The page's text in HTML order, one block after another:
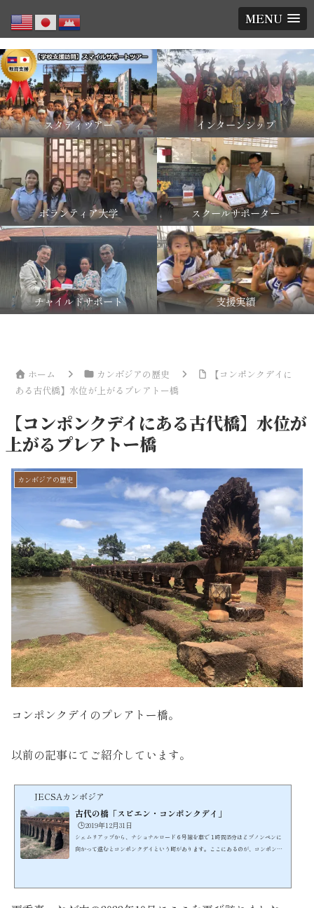
MENU
スタディツアー インターンシップ
ボランティア大学 スクールサポーター
チャイルドサポート 支援実績
ホーム カンボジアの歴史
【コンポンクデイに
ある古代橋】水位が上がるプレアトー橋
【コンポンクデイにある古代橋】水位が
上がるプレアトー橋
カンボジアの歴史
コンポンクデイのプレアトー橋。
以前の記事にてご紹介しています。
JECSAカンボジア
古代の橋「スピエン・コンポンクデイ」
🕒️2019年12月31日
シェムリアップから、ナショナルロード６号線を車で１時間15分ほどプノンペンに
向かって進むとコンポンクデイという町があります。ここにあるのが、コンポンク